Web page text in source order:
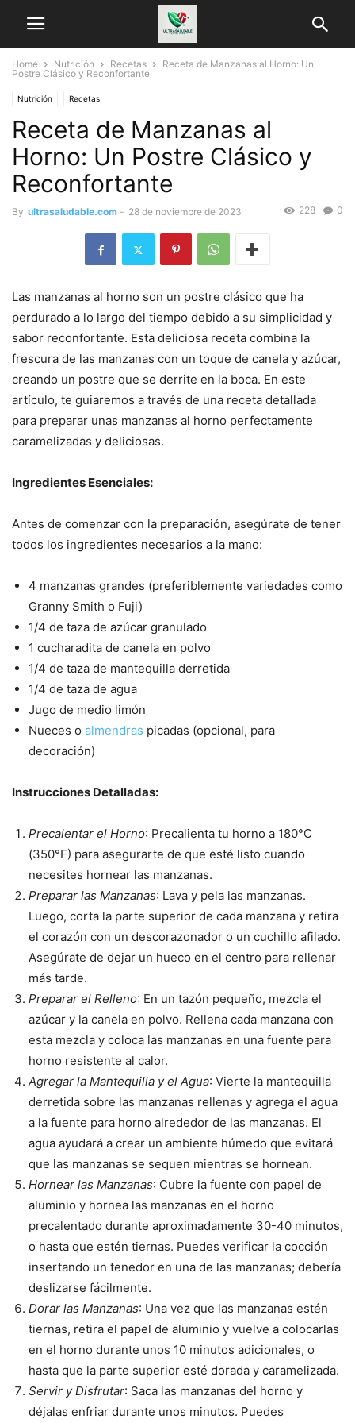
Home Nutrición Recetas
Receta de Manzanas al Horno: Un
Postre Clásico y Reconfortante
Nutrición Recetas
Receta de Manzanas al
Horno: Un Postre Clásico y
Reconfortante
By ultrasaludable.com - 28 de noviembre de 2023 0
228
Las manzanas al horno son un postre clásico que ha
perdurado a lo largo del tiempo debido a su simplicidad y
sabor reconfortante. Esta deliciosa receta combina la
frescura de las manzanas con un toque de canela y azúcar,
creando un postre que se derrite en la boca. En este
artículo, te guiaremos a través de una receta detallada
para preparar unas manzanas al horno perfectamente
caramelizadas y deliciosas.
Ingredientes Esenciales:
Antes de comenzar con la preparación, asegúrate de tener
todos los ingredientes necesarios a la mano:
4 manzanas grandes (preferiblemente variedades como
Granny Smith o Fuji)
1/4 de taza de azúcar granulado
1 cucharadita de canela en polvo
1/4 de taza de mantequilla derretida
1/4 de taza de agua
Jugo de medio limón
Nueces o almendras picadas (opcional, para
decoración)
Instrucciones Detalladas:
Precalentar el Horno: Precalienta tu horno a 180°C
(350°F) para asegurarte de que esté listo cuando
necesites hornear las manzanas.
Preparar las Manzanas: Lava y pela las manzanas.
Luego, corta la parte superior de cada manzana y retira
el corazón con un descorazonador o un cuchillo afilado.
Asegúrate de dejar un hueco en el centro para rellenar
más tarde.
Preparar el Relleno: En un tazón pequeño, mezcla el
azúcar y la canela en polvo. Rellena cada manzana con
esta mezcla y coloca las manzanas en una fuente para
horno resistente al calor.
Agregar la Mantequilla y el Agua: Vierte la mantequilla
derretida sobre las manzanas rellenas y agrega el agua
a la fuente para horno alrededor de las manzanas. El
agua ayudará a crear un ambiente húmedo que evitará
que las manzanas se sequen mientras se hornean.
Hornear las Manzanas: Cubre la fuente con papel de
aluminio y hornea las manzanas en el horno
precalentado durante aproximadamente 30-40 minutos,
o hasta que estén tiernas. Puedes verificar la cocción
insertando un tenedor en una de las manzanas; debería
deslizarse fácilmente.
Dorar las Manzanas: Una vez que las manzanas estén
tiernas, retira el papel de aluminio y vuelve a colocarlas
en el horno durante unos 10 minutos adicionales, o
hasta que la parte superior esté dorada y caramelizada.
Servir y Disfrutar: Saca las manzanas del horno y
déjalas enfriar durante unos minutos. Puedes